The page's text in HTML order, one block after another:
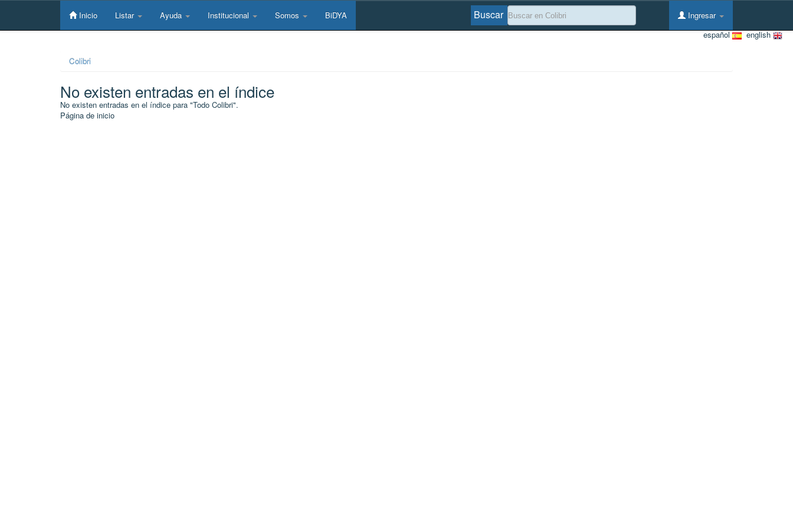
Skip
Inicio Listar Ayuda Institucional Somos BiDYA Ingresar
Buscar
english
español
Colibri
No existen entradas en el índice
No existen entradas en el índice para "Todo Colibri".
Página de inicio